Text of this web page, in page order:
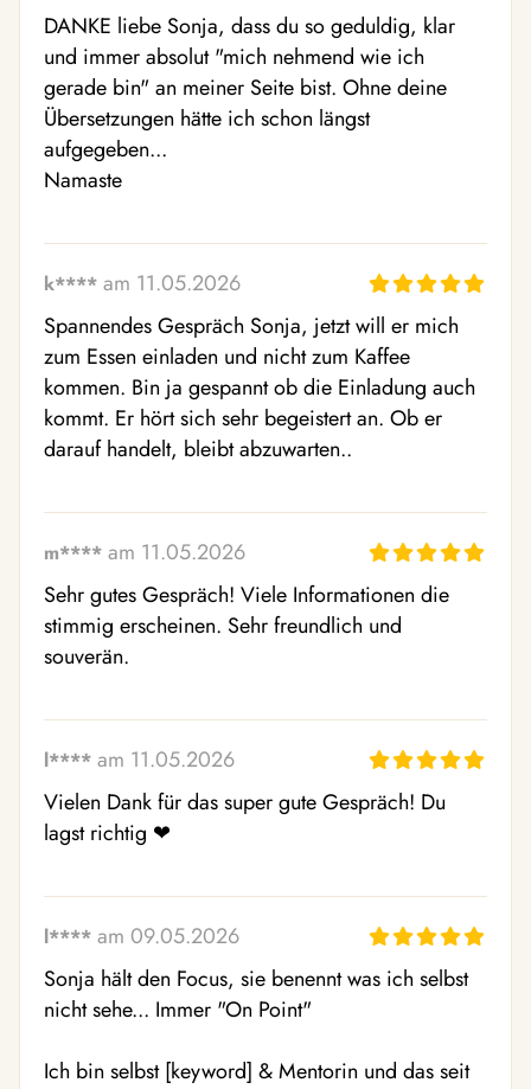
DANKE liebe Sonja, dass du so geduldig, klar
und immer absolut "mich nehmend wie ich
gerade bin" an meiner Seite bist. Ohne deine
Übersetzungen hätte ich schon längst
aufgegeben...
Namaste
k**** am 11.05.2026
Spannendes Gespräch Sonja, jetzt will er mich
zum Essen einladen und nicht zum Kaffee
kommen. Bin ja gespannt ob die Einladung auch
kommt. Er hört sich sehr begeistert an. Ob er
darauf handelt, bleibt abzuwarten..
m**** am 11.05.2026
Sehr gutes Gespräch! Viele Informationen die
stimmig erscheinen. Sehr freundlich und
souverän.
l**** am 11.05.2026
Vielen Dank für das super gute Gespräch! Du
lagst richtig ❤ ️
l**** am 09.05.2026
Sonja hält den Focus, sie benennt was ich selbst
nicht sehe... Immer "On Point"
Ich bin selbst [keyword] & Mentorin und das seit